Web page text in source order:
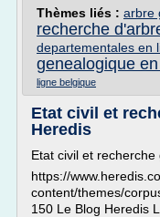
Thèmes liés : arbre
recherche
departementales en
genealogique
ligne belgique
Etat civil et
Heredis
Etat civil et
https://
content/themes/
150 Le Blog Heredis